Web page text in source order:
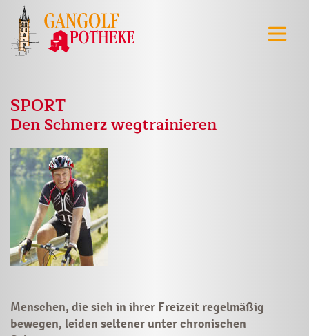
SPORT
Den Schmerz wegtrainieren
Menschen, die sich in ihrer Freizeit regelmäßig
bewegen, leiden seltener unter chronischen